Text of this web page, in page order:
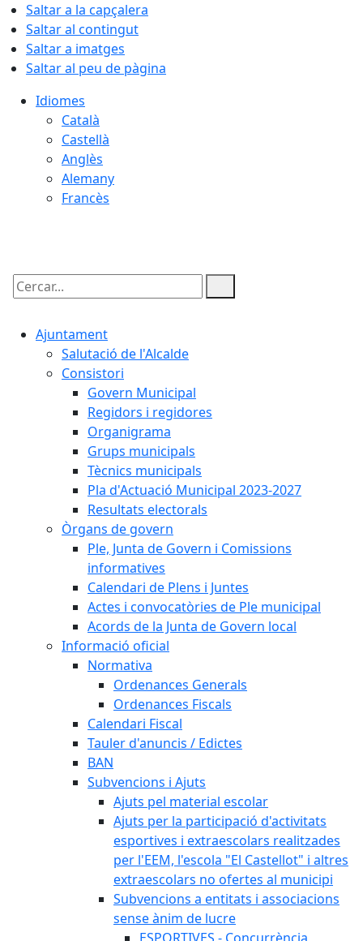
Saltar a la capçalera
Saltar al contingut
Saltar a imatges
Saltar al peu de pàgina
Idiomes
Català
Castellà
Anglès
Alemany
Francès
Cercar:
Ajuntament
Salutació de l'Alcalde
Consistori
Govern Municipal
Regidors i regidores
Organigrama
Grups municipals
Tècnics municipals
Pla d'Actuació Municipal 2023-2027
Resultats electorals
Òrgans de govern
Ple, Junta de Govern i Comissions
informatives
Calendari de Plens i Juntes
Actes i convocatòries de Ple municipal
Acords de la Junta de Govern local
Informació oficial
Normativa
Ordenances Generals
Ordenances Fiscals
Calendari Fiscal
Tauler d'anuncis / Edictes
BAN
Subvencions i Ajuts
Ajuts pel material escolar
Ajuts per la participació d'activitats
esportives i extraescolars realitzades
per l'EEM, l'escola "El Castellot" i altres
extraescolars no ofertes al municipi
Subvencions a entitats i associacions
sense ànim de lucre